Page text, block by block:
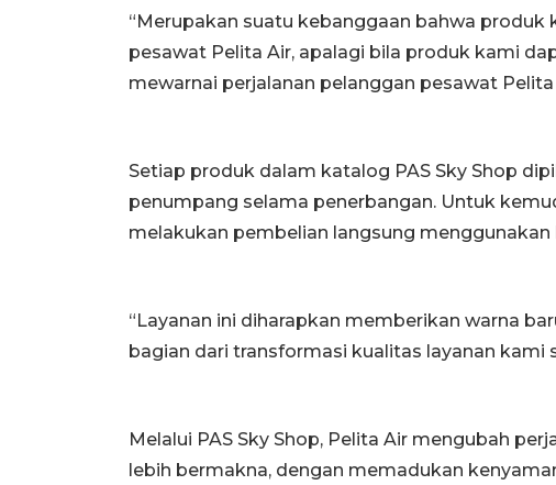
“Merupakan suatu kebanggaan bahwa
pesawat Pelita Air, apalagi bila produk kami
mewarnai perjalanan pelanggan pesawat Pelita
Setiap produk dalam katalog PAS Sky Shop
penumpang selama penerbangan. Untuk
melakukan pembelian langsung
“Layanan ini diharapkan memberikan warna
bagian dari transformasi kualitas layanan kami
Melalui PAS Sky Shop, Pelita Air mengubah
lebih bermakna, dengan memadukan